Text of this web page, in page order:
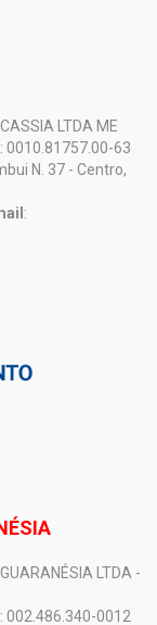
LTDA ME
: 0010.81757.00-63
N. 37 - Centro,
:
LTDA -
: 002.486.340-0012